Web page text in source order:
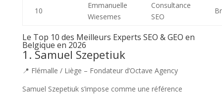
10
Emmanuelle
Wiesemes
Consultance
SEO
Le Top 10 des Meilleurs Experts SEO & GEO en
Belgique en 2026
1. Samuel Szepetiuk
📍 Flémalle / Liège – Fondateur d’Octave Agency
Samuel Szepetiuk s’impose comme une référence